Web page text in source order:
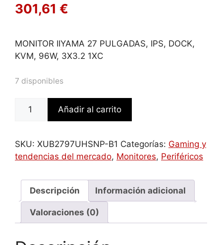
301,61 €
MONITOR IIYAMA 27 PULGADAS, IPS, DOCK,
KVM, 96W, 3X3.2 1XC
7 disponibles
MONITOR
PULGADAS,
IPS,
KVM,
96W,
3X3.2
Añadir al carrito
SKU: XUB2797UHSNP-B1 Categorías: Gaming y
tendencias del mercado, Monitores, Periféricos
Descripción Información adicional
Valoraciones (0)